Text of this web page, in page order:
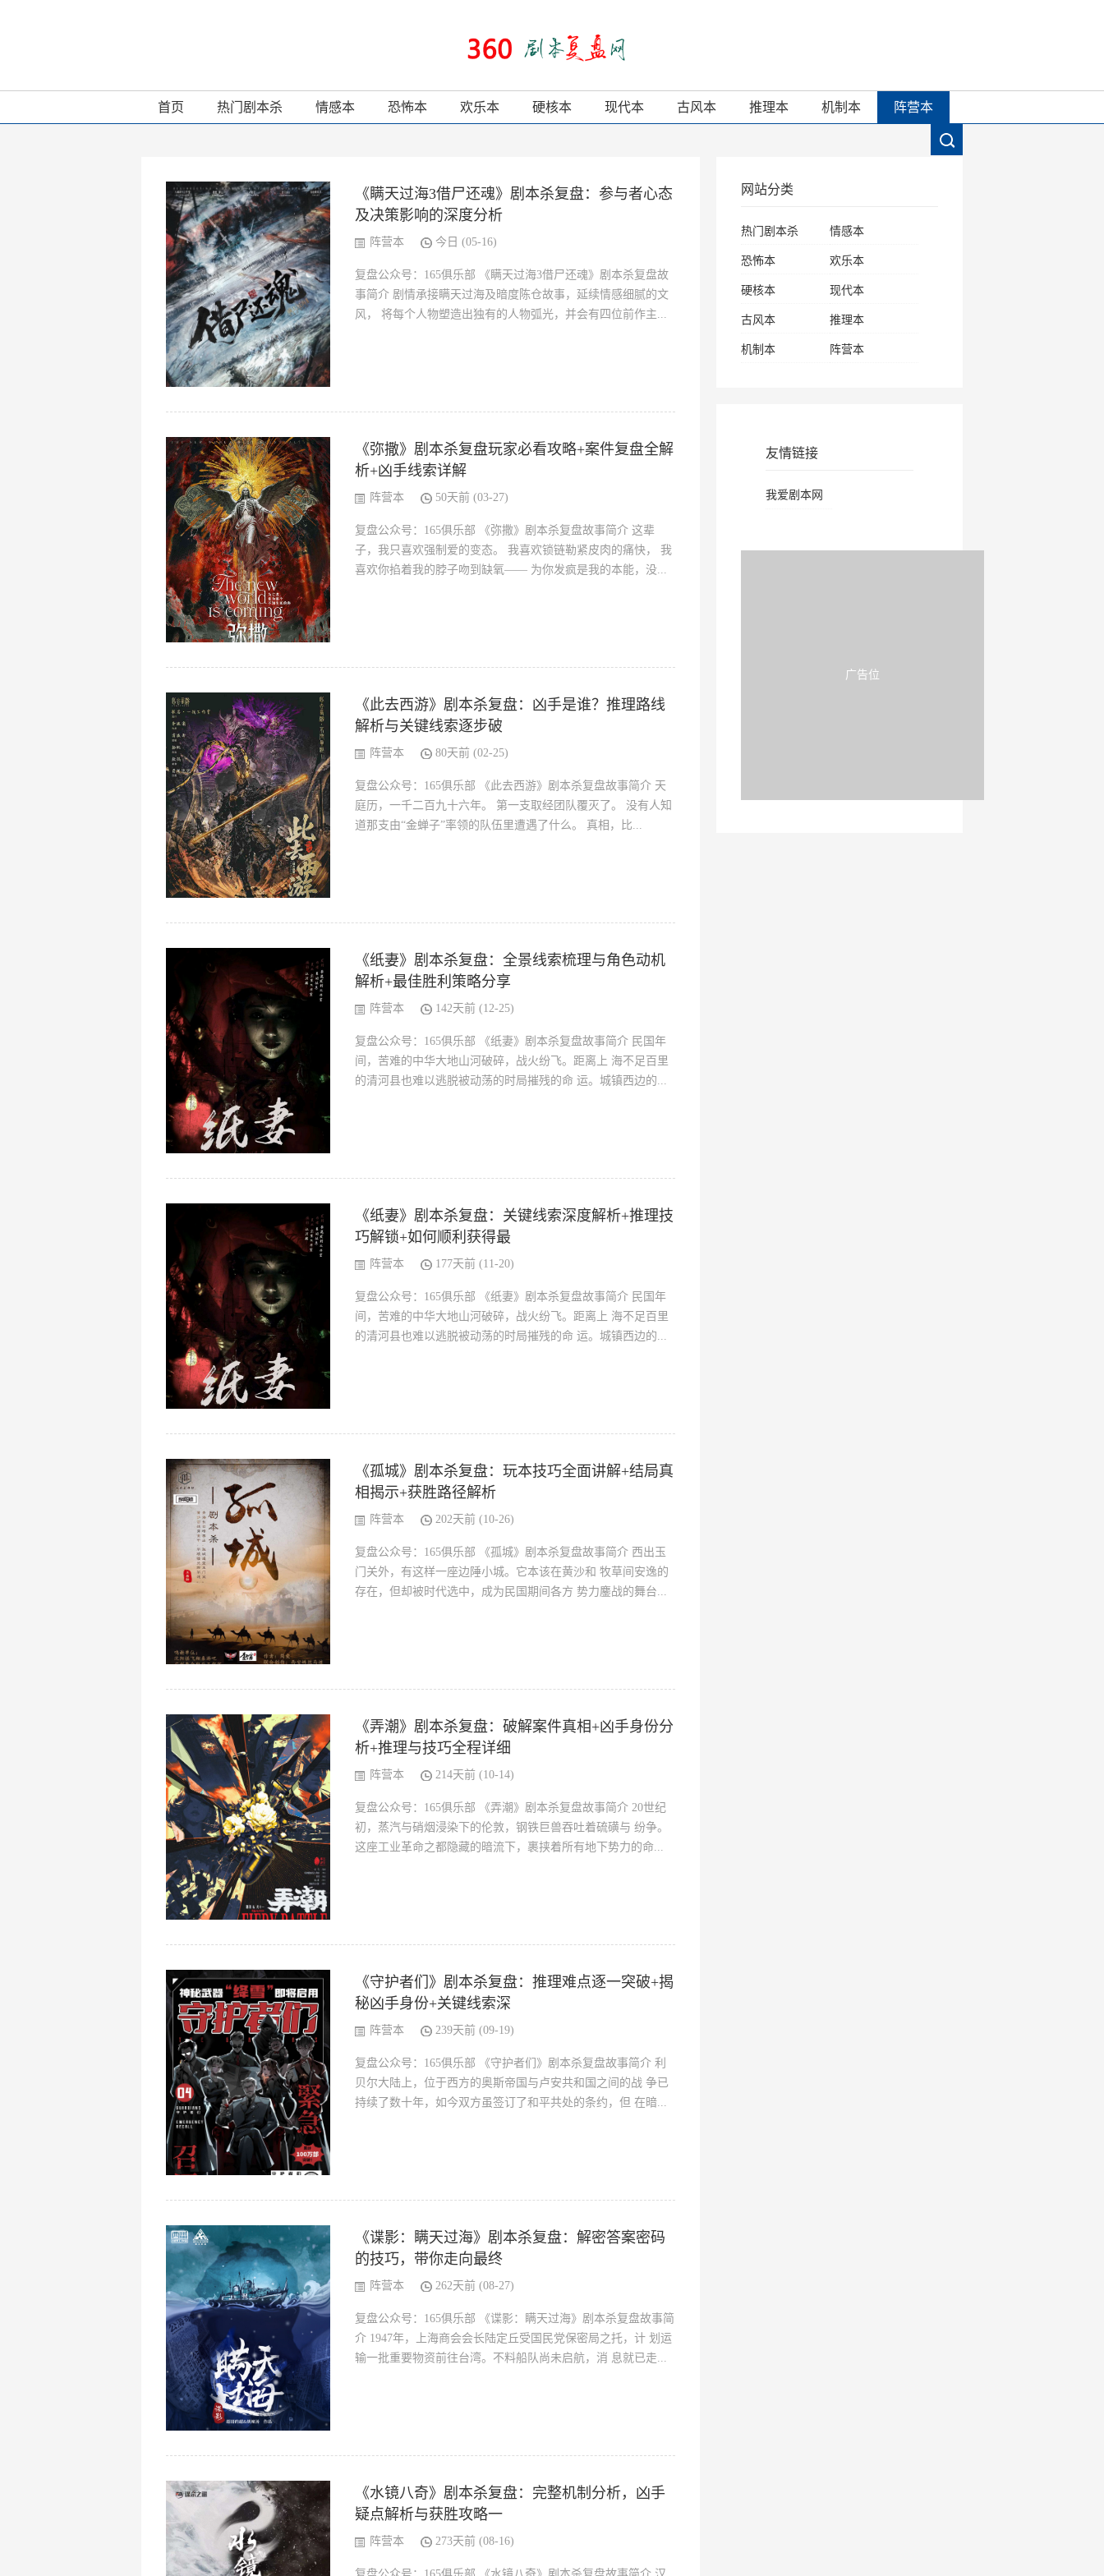
首页 热门剧本杀 情感本 恐怖本 欢乐本 硬核本 现代本 古风本 推理本 机制本 阵营本
《瞒天过海3借尸还魂》剧本杀复盘：参与者心态
及决策影响的深度分析
阵营本 今日 (05-16)
复盘公众号：165俱乐部 《瞒天过海3借尸还魂》剧本杀复盘故
事简介 剧情承接瞒天过海及暗度陈仓故事，延续情感细腻的文
风， 将每个人物塑造出独有的人物弧光，并会有四位前作主...
《弥撒》剧本杀复盘玩家必看攻略+案件复盘全解
析+凶手线索详解
阵营本 50天前 (03-27)
复盘公众号：165俱乐部 《弥撒》剧本杀复盘故事简介 这辈
子，我只喜欢强制爱的变态。 我喜欢锁链勒紧皮肉的痛快， 我
喜欢你掐着我的脖子吻到缺氧—— 为你发疯是我的本能，没...
《此去西游》剧本杀复盘：凶手是谁？推理路线
解析与关键线索逐步破
阵营本 80天前 (02-25)
复盘公众号：165俱乐部 《此去西游》剧本杀复盘故事简介 天
庭历，一千二百九十六年。 第一支取经团队覆灭了。 没有人知
道那支由“金蝉子”率领的队伍里遭遇了什么。 真相，比...
《纸妻》剧本杀复盘：全景线索梳理与角色动机
解析+最佳胜利策略分享
阵营本 142天前 (12-25)
复盘公众号：165俱乐部 《纸妻》剧本杀复盘故事简介 民国年
间，苦难的中华大地山河破碎，战火纷飞。距离上 海不足百里
的清河县也难以逃脱被动荡的时局摧残的命 运。城镇西边的...
《纸妻》剧本杀复盘：关键线索深度解析+推理技
巧解锁+如何顺利获得最
阵营本 177天前 (11-20)
复盘公众号：165俱乐部 《纸妻》剧本杀复盘故事简介 民国年
间，苦难的中华大地山河破碎，战火纷飞。距离上 海不足百里
的清河县也难以逃脱被动荡的时局摧残的命 运。城镇西边的...
《孤城》剧本杀复盘：玩本技巧全面讲解+结局真
相揭示+获胜路径解析
阵营本 202天前 (10-26)
复盘公众号：165俱乐部 《孤城》剧本杀复盘故事简介 西出玉
门关外，有这样一座边陲小城。它本该在黄沙和 牧草间安逸的
存在，但却被时代选中，成为民国期间各方 势力鏖战的舞台...
《弄潮》剧本杀复盘：破解案件真相+凶手身份分
析+推理与技巧全程详细
阵营本 214天前 (10-14)
复盘公众号：165俱乐部 《弄潮》剧本杀复盘故事简介 20世纪
初，蒸汽与硝烟浸染下的伦敦，钢铁巨兽吞吐着硫磺与 纷争。
这座工业革命之都隐藏的暗流下，裹挟着所有地下势力的命...
《守护者们》剧本杀复盘：推理难点逐一突破+揭
秘凶手身份+关键线索深
阵营本 239天前 (09-19)
复盘公众号：165俱乐部 《守护者们》剧本杀复盘故事简介 利
贝尔大陆上，位于西方的奥斯帝国与卢安共和国之间的战 争已
持续了数十年，如今双方虽签订了和平共处的条约，但 在暗...
《谍影：瞒天过海》剧本杀复盘：解密答案密码
的技巧，带你走向最终
阵营本 262天前 (08-27)
复盘公众号：165俱乐部 《谍影：瞒天过海》剧本杀复盘故事简
介 1947年，上海商会会长陆定丘受国民党保密局之托，计 划运
输一批重要物资前往台湾。不料船队尚未启航，消 息就已走...
《水镜八奇》剧本杀复盘：完整机制分析，凶手
疑点解析与获胜攻略一
阵营本 273天前 (08-16)
网站分类
热门剧本杀 情感本
恐怖本 欢乐本
硬核本 现代本
古风本 推理本
机制本 阵营本
友情链接
我爱剧本网
广告位